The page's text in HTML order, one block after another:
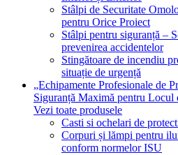
Stâlpi de Securitate
pentru Orice Proiect
Stâlpi pentru siguranță –
prevenirea accidentelor
Stingătoare de incendiu
situație de urgență
„Echipamente Profesionale de
Siguranță Maximă pentru Locul
Vezi toate produsele
Casti si ochelari de
Corpuri și lămpi pentru
conform normelor ISU